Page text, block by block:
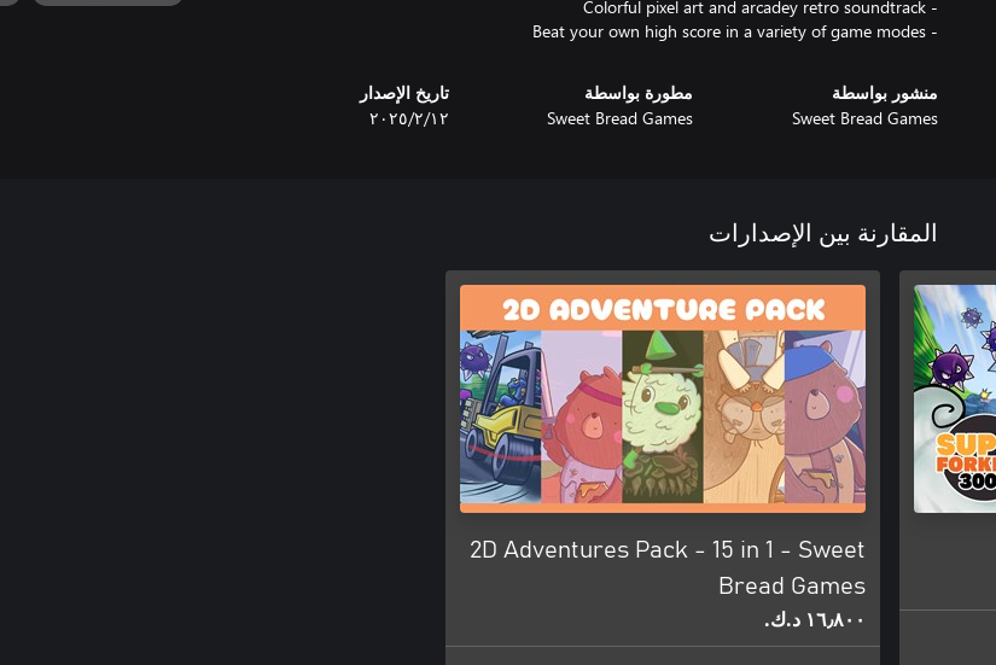
- Beat your own high score in a variety of game modes
منشور بواسطة
Sweet Bread Games
مطورة بواسطة
Sweet Bread Games
تاريخ الإصدار
١٢‏/٢‏/٢٠٢٥
المقارنة بين الإصدارات
2D Adventures Pack - 15 in 1 - Sweet
Bread Games
١٦٫٨٠٠ د.ك.‏